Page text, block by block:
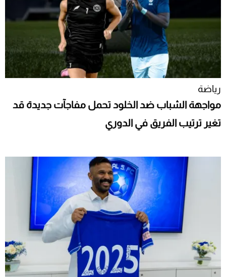
رياضة
مواجهة الشباب ضد الخلود تحمل مفاجآت جديدة قد
تغير ترتيب الفريق في الدوري